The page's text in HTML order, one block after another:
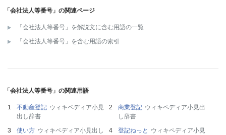
「会社法人等番号」の関連ページ
「会社法人等番号」を解説文に含む用語の一覧
「会社法人等番号」を含む用語の索引
「会社法人等番号」の関連用語
不動産登記 ウィキペディア小見
出し辞書
商業登記 ウィキペディア小見出
し辞書
使い方 ウィキペディア小見出し
登記ねっと
ウィキペディア小見